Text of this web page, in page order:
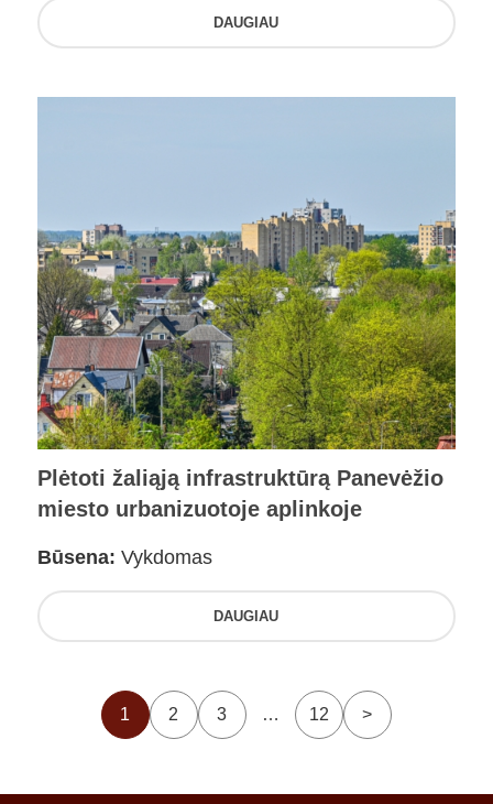
DAUGIAU
Plėtoti žaliąją infrastruktūrą Panevėžio
miesto urbanizuotoje aplinkoje
Būsena: Vykdomas
DAUGIAU
1 2 3 … 12 >